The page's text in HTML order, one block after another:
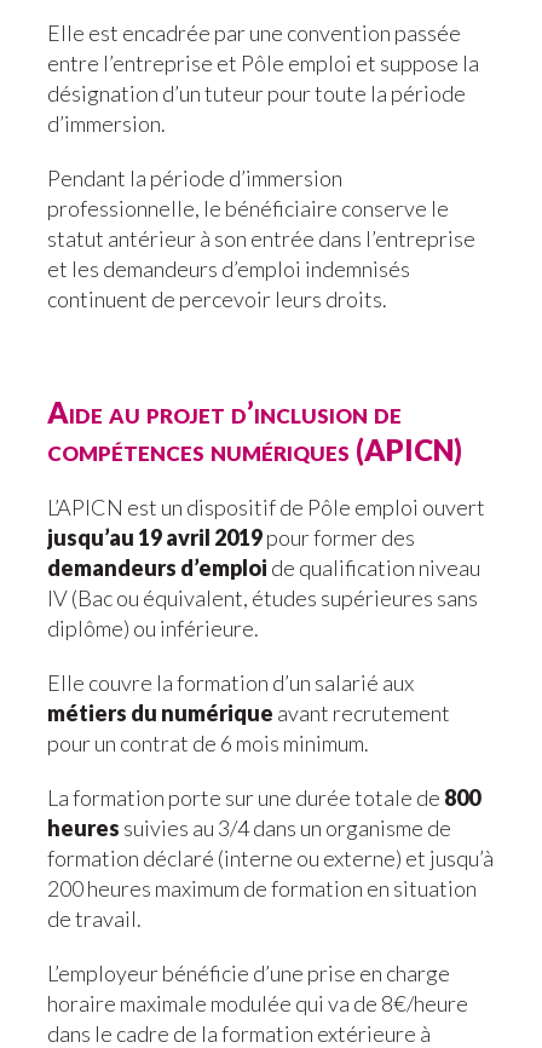
Elle est encadrée par une convention passée
entre l’entreprise et Pôle emploi et suppose la
désignation d’un tuteur pour toute la période
d’immersion.
Pendant la période d’immersion
professionnelle, le bénéficiaire conserve le
statut antérieur à son entrée dans l’entreprise
et les demandeurs d’emploi indemnisés
continuent de percevoir leurs droits.
Aide au projet d’inclusion de
compétences numériques (APICN)
L’APICN est un dispositif de Pôle emploi ouvert
jusqu’au 19 avril 2019pour former des
demandeurs d’emploi de qualification niveau
IV (Bac ou équivalent, études supérieures sans
diplôme) ou inférieure.
Elle couvre la formation d’un salarié aux
métiers du numérique avant recrutement
pour un contrat de 6 mois minimum.
La formation porte sur une durée totale de 800
heures suivies au 3/4 dans un organisme de
formation déclaré (interne ou externe) et jusqu’à
200 heures maximum de formation en situation
de travail.
L’employeur bénéficie d’une prise en charge
horaire maximale modulée qui va de 8€/heure
dans le cadre de la formation extérieure à